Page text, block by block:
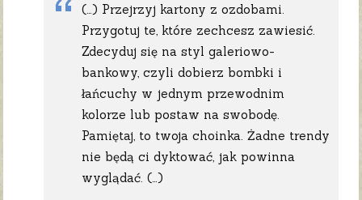
(…) Przejrzyj kartony z ozdobami.
Przygotuj te, które zechcesz zawiesić.
Zdecyduj się na styl galeriowo-
bankowy, czyli dobierz bombki i
łańcuchy w jednym przewodnim
kolorze lub postaw na swobodę.
Pamiętaj, to twoja choinka. Żadne trendy
nie będą ci dyktować, jak powinna
wyglądać. (…)